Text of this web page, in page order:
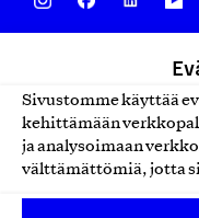
Sivustomme käyttää
kehittämään
ja analysoimaan
välttämättömiä, jotta
Design From